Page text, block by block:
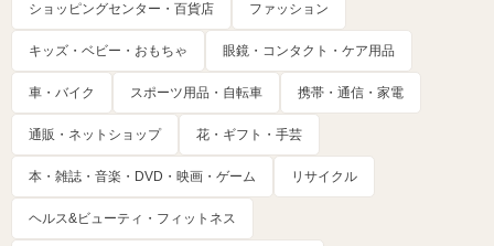
ショッピングセンター・百貨店 ファッション
キッズ・ベビー・おもちゃ 眼鏡・コンタクト・ケア用品
車・バイク スポーツ用品・自転車 携帯・通信・家電
通販・ネットショップ 花・ギフト・手芸
本・雑誌・音楽・DVD・映画・ゲーム リサイクル
ヘルス&ビューティ・フィットネス